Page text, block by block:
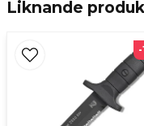
Ja, ni får
Liknande